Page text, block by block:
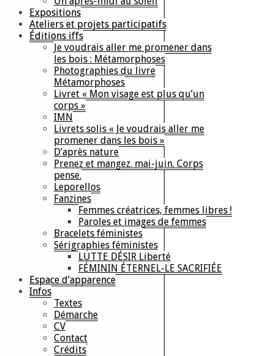
Expositions
Ateliers et projets participatifs
Éditions iffs
Je voudrais aller me promener dans
les bois : Métamorphoses
Photographies du livre
Métamorphoses
Livret « Mon visage est plus qu’un
corps »
IMN
Livrets solis « Je voudrais aller me
promener dans les bois »
D’après nature
Prenez et mangez. mai-juin. Corps
pense.
Leporellos
Fanzines
Femmes créatrices, femmes libres !
Paroles et images de femmes
Bracelets féministes
Sérigraphies féministes
LUTTE DÉSIR Liberté
FÉMININ ÉTERNEL-LE SACRIFIÉE
Espace d’apparence
Infos
Textes
Démarche
CV
Contact
Crédits